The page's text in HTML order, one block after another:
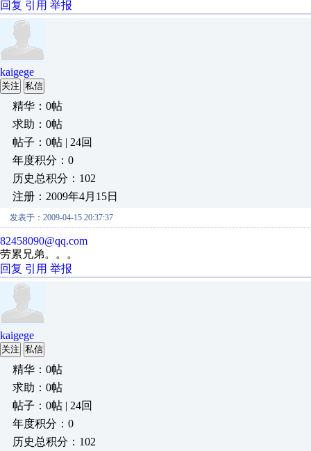
回复 引用 举报
kaigege
关注 私信
精华：0帖
求助：0帖
帖子：0帖 | 24回
年度积分：0
历史总积分：102
注册：2009年4月15日
发表于：2009-04-15 20:37:37
82458090@qq.com
劳累兄弟。。。
回复 引用 举报
kaigege
关注 私信
精华：0帖
求助：0帖
帖子：0帖 | 24回
年度积分：0
历史总积分：102